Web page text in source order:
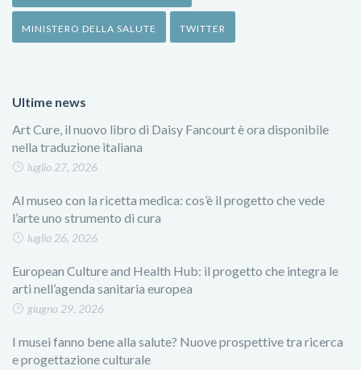
MINISTERO DELLA SALUTE TWITTER
Ultime news
Art Cure, il nuovo libro di Daisy Fancourt è ora disponibile
nella traduzione italiana
luglio 27, 2026
Al museo con la ricetta medica: cos’è il progetto che vede
l’arte uno strumento di cura
luglio 26, 2026
European Culture and Health Hub: il progetto che integra le
arti nell’agenda sanitaria europea
giugno 29, 2026
I musei fanno bene alla salute? Nuove prospettive tra ricerca
e progettazione culturale